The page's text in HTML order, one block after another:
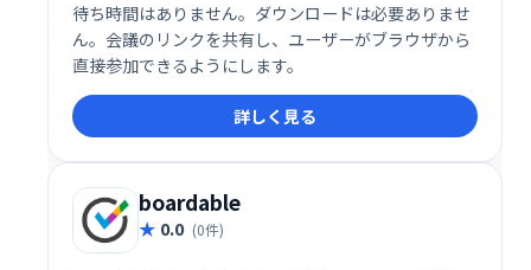
待ち時間はありません。ダウンロードは必要ありませ
ん。会議のリンクを共有し、ユーザーがブラウザから
直接参加できるようにします。
詳しく見る
boardable
0.0 (0件)